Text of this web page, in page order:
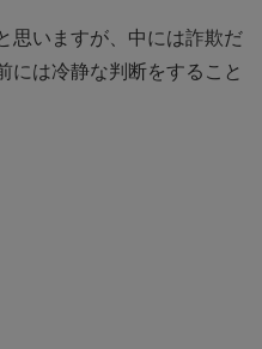
思いますが、中には詐欺だ
には冷静な判断をすること